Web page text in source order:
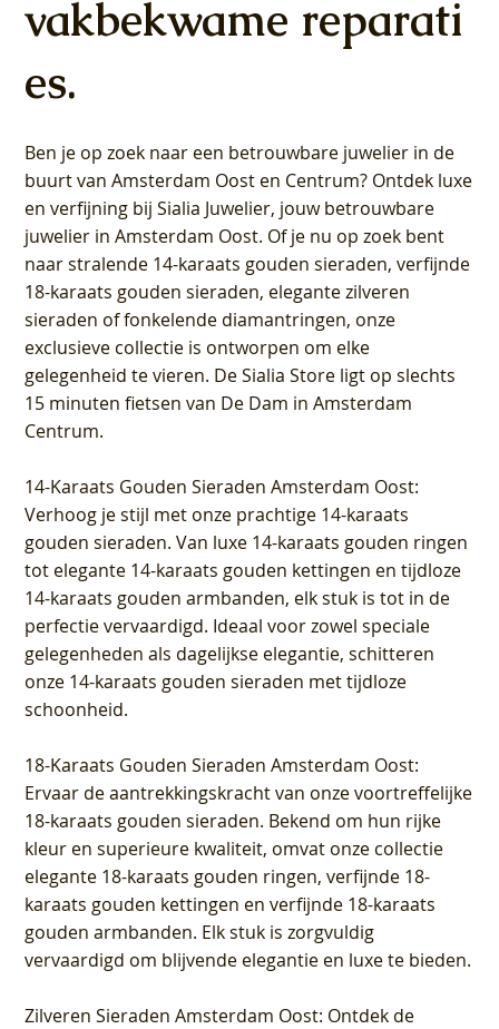
vakbekwame reparati
es.
Ben je op zoek naar een betrouwbare juwelier in de
buurt van Amsterdam Oost en Centrum? Ontdek luxe
en verfijning bij Sialia Juwelier, jouw betrouwbare
juwelier in Amsterdam Oost. Of je nu op zoek bent
naar stralende 14-karaats gouden sieraden, verfijnde
18-karaats gouden sieraden, elegante zilveren
sieraden of fonkelende diamantringen, onze
exclusieve collectie is ontworpen om elke
gelegenheid te vieren. De Sialia Store ligt op slechts
15 minuten fietsen van De Dam in Amsterdam
Centrum.
14-Karaats Gouden Sieraden Amsterdam Oost:
Verhoog je stijl met onze prachtige 14-karaats
gouden sieraden. Van luxe 14-karaats gouden ringen
tot elegante 14-karaats gouden kettingen en tijdloze
14-karaats gouden armbanden, elk stuk is tot in de
perfectie vervaardigd. Ideaal voor zowel speciale
gelegenheden als dagelijkse elegantie, schitteren
onze 14-karaats gouden sieraden met tijdloze
schoonheid.
18-Karaats Gouden Sieraden Amsterdam Oost:
Ervaar de aantrekkingskracht van onze voortreffelijke
18-karaats gouden sieraden. Bekend om hun rijke
kleur en superieure kwaliteit, omvat onze collectie
elegante 18-karaats gouden ringen, verfijnde 18-
karaats gouden kettingen en verfijnde 18-karaats
gouden armbanden. Elk stuk is zorgvuldig
vervaardigd om blijvende elegantie en luxe te bieden.
Zilveren Sieraden Amsterdam Oost: Ontdek de